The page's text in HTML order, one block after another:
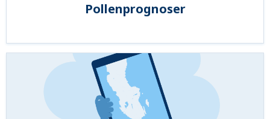
Pollenprognoser